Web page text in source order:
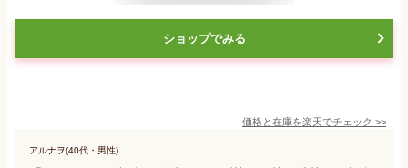
ショップでみる
価格と在庫を楽天でチェック >>
アルナヲ(40代・男性)